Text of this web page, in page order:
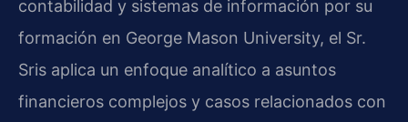
contabilidad y sistemas de información por su
formación en George Mason University, el Sr.
Sris aplica un enfoque analítico a asuntos
financieros complejos y casos relacionados con